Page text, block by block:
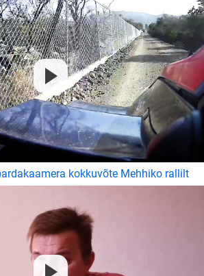
kokkuvõte Mehhiko rallilt